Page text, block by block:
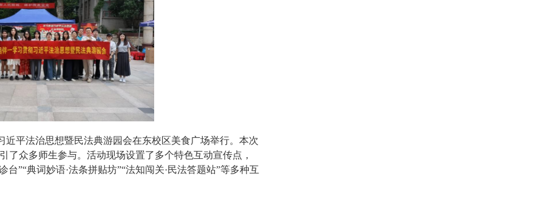
近平法治思想暨民法典游园会在东校区美食广场举行。本次
了众多师生参与。活动现场设置了多个特色互动宣传点，
台”“典词妙语·法条拼贴坊”“法知闯关·民法答题站”等多种互